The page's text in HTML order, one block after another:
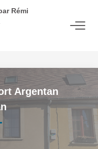
Argentan